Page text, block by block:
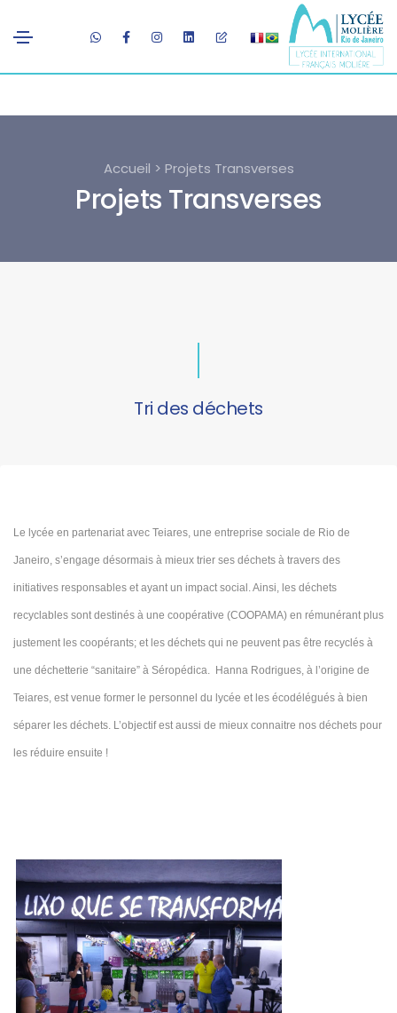
Accueil > Projets Transverses
Projets Transverses
Tri des déchets
Le lycée en partenariat avec Teiares, une entreprise sociale de Rio de
Janeiro, s’engage désormais à mieux trier ses déchets à travers des
initiatives responsables et ayant un impact social. Ainsi, les déchets
recyclables sont destinés à une coopérative (COOPAMA) en rémunérant plus
justement les coopérants; et les déchets qui ne peuvent pas être recyclés à
une déchetterie “sanitaire” à Séropédica. Hanna Rodrigues, à l’origine de
Teiares, est venue former le personnel du lycée et les écodélégués à bien
séparer les déchets. L’objectif est aussi de mieux connaitre nos déchets pour
les réduire ensuite !